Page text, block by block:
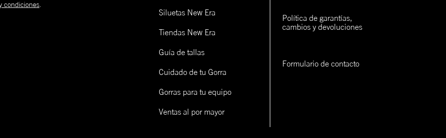
condiciones
Siluetas New Era
Tiendas New Era
Guía de tallas
Cuidado de tu Gorra
Gorras para tu equipo
Ventas al por mayor
Política de garantías,
cambios y devoluciones
Formulario de contacto